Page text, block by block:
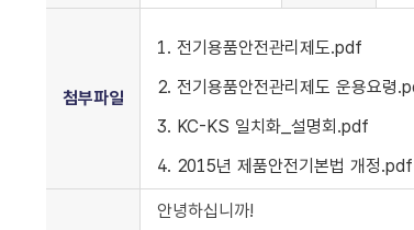
첨부파일
1. 전기용품안전관리제도.pdf
2. 전기용품안전관리제도 운용요령
3. KC-KS 일치화_설명회.pdf
4. 2015년 제품안전기본법 개정.pdf
안녕하십니까!